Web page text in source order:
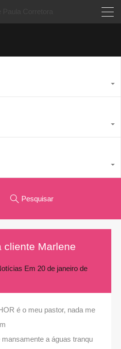
Pesquisar
cliente Marlene
Em 20 de janeiro de
é o meu pastor, nada me
a águas tranqu